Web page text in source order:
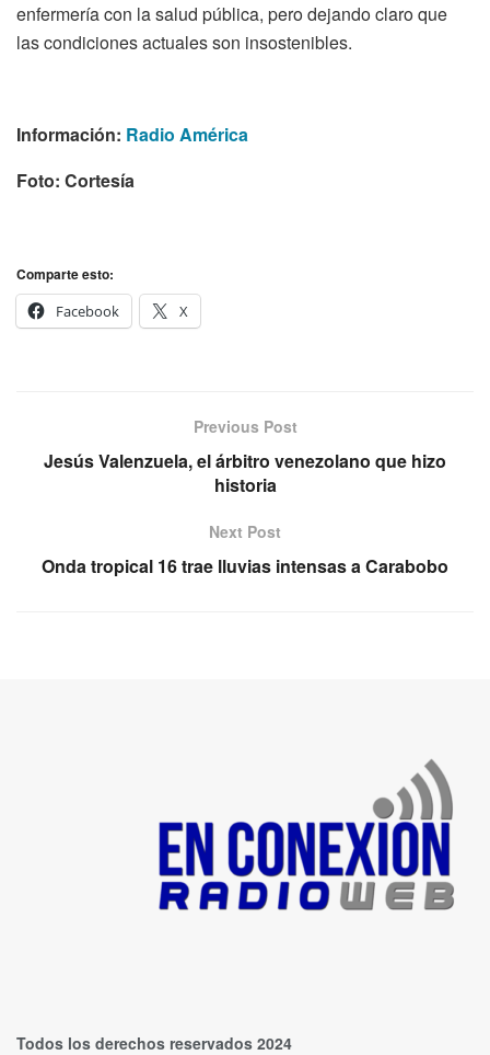
enfermería con la salud pública, pero dejando claro que
las condiciones actuales son insostenibles.
Información: Radio América
Foto: Cortesía
Comparte esto:
Facebook
X
Previous Post
Jesús Valenzuela, el árbitro venezolano que hizo
historia
Next Post
Onda tropical 16 trae lluvias intensas a Carabobo
Todos los derechos reservados 2024